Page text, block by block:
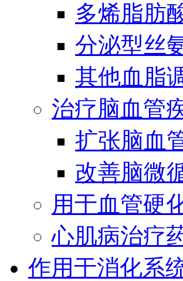
多烯脂肪
分泌型丝
其他血脂
治疗脑血管
扩张脑血
改善脑微
用于血管硬
心肌病治疗
作用于消化系